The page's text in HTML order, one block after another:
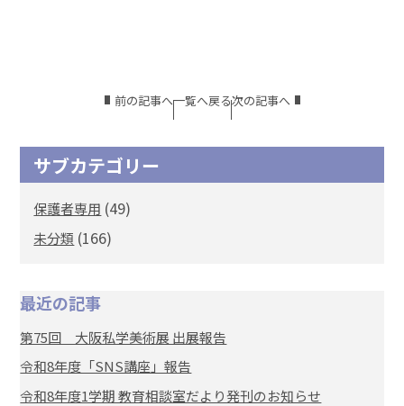
前の記事へ一覧へ戻る次の記事へ
サブカテゴリー
保護者専用 (49)
未分類 (166)
最近の記事
第75回 大阪私学美術展 出展報告
令和8年度「SNS講座」報告
令和8年度1学期 教育相談室だより発刊のお知らせ